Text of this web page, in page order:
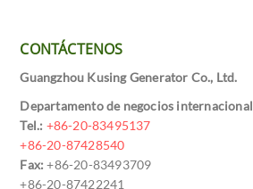
CONTÁCTENOS
Guangzhou Kusing Generator Co., Ltd.
Departamento de negocios internacional
Tel.: +86-20-83495137
+86-20-87428540
Fax: +86-20-83493709
+86-20-87422241